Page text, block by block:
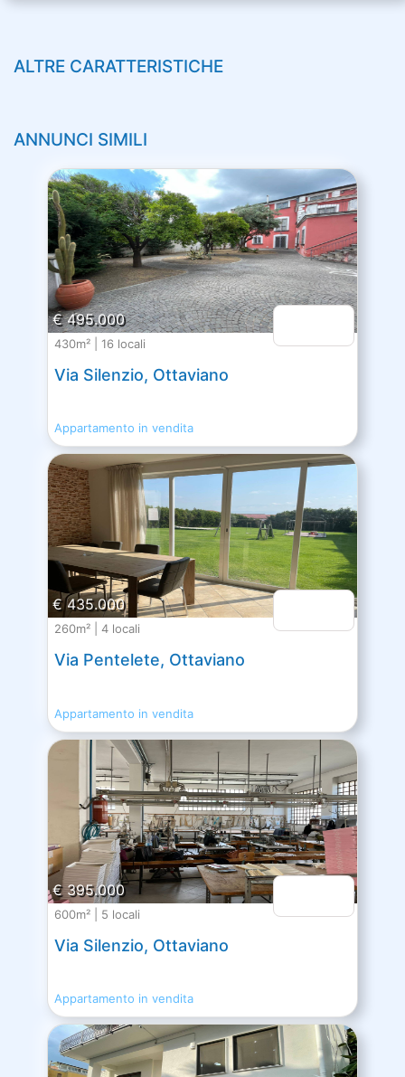
ALTRE CARATTERISTICHE
ANNUNCI SIMILI
€ 495.000
430m² | 16 locali
Via Silenzio, Ottaviano
Appartamento in vendita
€ 435.000
260m² | 4 locali
Via Pentelete, Ottaviano
Appartamento in vendita
€ 395.000
600m² | 5 locali
Via Silenzio, Ottaviano
Appartamento in vendita